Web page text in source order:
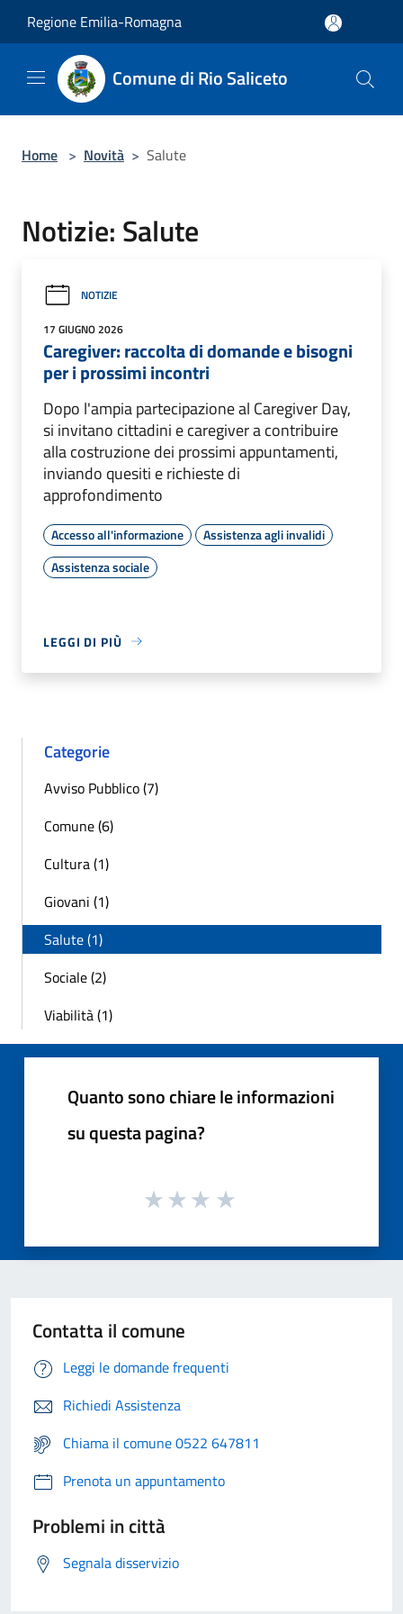
Regione Emilia-Romagna
Comune di Rio Saliceto
Home > Novità > Salute
Notizie: Salute
NOTIZIE
17 GIUGNO 2026
Caregiver: raccolta di domande e bisogni
per i prossimi incontri
Dopo l'ampia partecipazione al Caregiver Day,
si invitano cittadini e caregiver a contribuire
alla costruzione dei prossimi appuntamenti,
inviando quesiti e richieste di
approfondimento
Accesso all'informazione
Assistenza agli invalidi
Assistenza sociale
LEGGI DI PIÙ
Categorie
Avviso Pubblico (7)
Comune (6)
Cultura (1)
Giovani (1)
Salute (1)
Sociale (2)
Viabilità (1)
Quanto sono chiare le informazioni
su questa pagina?
Contatta il comune
Leggi le domande frequenti
Richiedi Assistenza
Chiama il comune 0522 647811
Prenota un appuntamento
Problemi in città
Segnala disservizio